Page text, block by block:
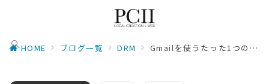
HOME ブログ一覧 DRM Gmailを使うたった1つの最強の理由と7つのメリット